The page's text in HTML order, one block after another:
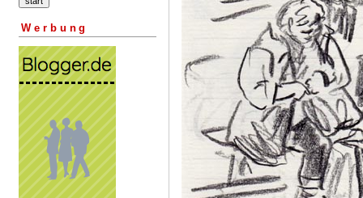
Werbung